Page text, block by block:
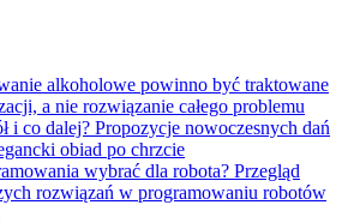
alkoholowe powinno być traktowane
a nie rozwiązanie całego problemu
i co dalej? Propozycje nowoczesnych dań
obiad po chrzcie
wybrać dla robota? Przegląd
rozwiązań w programowaniu robotów